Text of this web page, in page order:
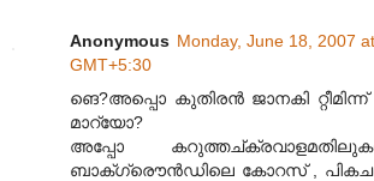
Anonymous Monday, June 18, 2007
GMT+5:30
ങെ?അപ്പൊ കുതിരന്‍ ജാനകി റ്റീമിന്ന്
മാറ്യോ?
അപ്പോ
ബാക്ഗ്രൌന്‍ഡിലെ കോറസ് ,